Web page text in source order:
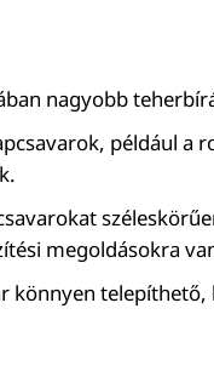
nagyobb
például a
megoldásokra
könnyen